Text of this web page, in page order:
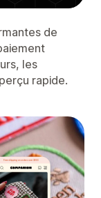
de
les
rapide.